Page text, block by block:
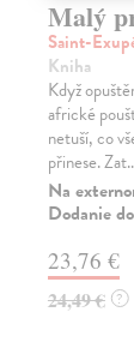
Malý
Saint-
Kniha
Když
africké
netuší, co
přinese.
Na
Dodanie
23,76 €
24,49 € ?